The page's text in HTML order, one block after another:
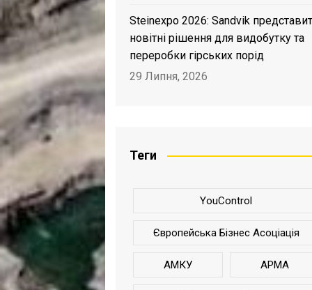
Steinexpo 2026: Sandvik
новітні рішення для видобутку та
переробки гірських порід
29 Липня, 2026
Теги
YouControl
Європейська Бізнес Асоціація
АМКУ АРМА